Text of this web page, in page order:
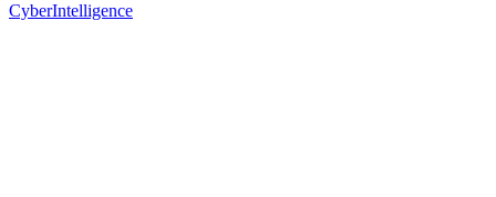
CyberIntelligence